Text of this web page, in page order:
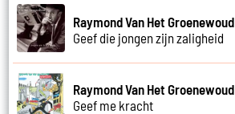
Raymond Van Het Groenewoud
Geef die jongen zijn zaligheid
Raymond Van Het Groenewoud
Geef me kracht